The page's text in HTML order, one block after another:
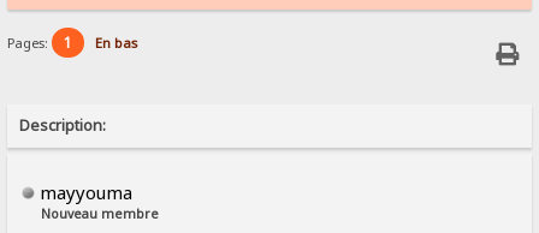
Pages: 1 En bas
Description:
mayyouma
Nouveau membre